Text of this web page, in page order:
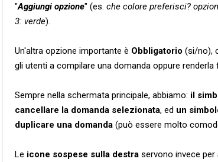
"Aggiungi opzione" (es. che colore preferisci?
3: verde).
Un'altra opzione importante è Obbligatorio (si/no),
gli utenti a compilare una domanda oppure renderla
Sempre nella schermata principale, abbiamo: il
cancellare la domanda selezionata, ed un
duplicare una domanda (può essere molto
Le icone sospese sulla destra servono invece per